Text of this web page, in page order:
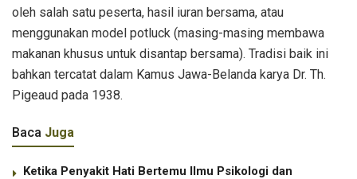
oleh salah satu peserta, hasil iuran bersama, atau
menggunakan model potluck (masing-masing membawa
makanan khusus untuk disantap bersama). Tradisi baik ini
bahkan tercatat dalam Kamus Jawa-Belanda karya Dr. Th.
Pigeaud pada 1938.
Baca Juga
Ketika Penyakit Hati Bertemu Ilmu Psikologi dan